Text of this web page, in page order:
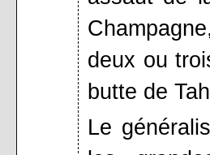
deux ou
butte de
Le